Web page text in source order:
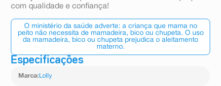
com qualidade e confiança!
O ministério da saúde adverte: a criança que mama no
peito não necessita de mamadeira, bico ou chupeta. O uso
da mamadeira, bico ou chupeta prejudica o aleitamento
materno.
Especificações
Marca: Lolly